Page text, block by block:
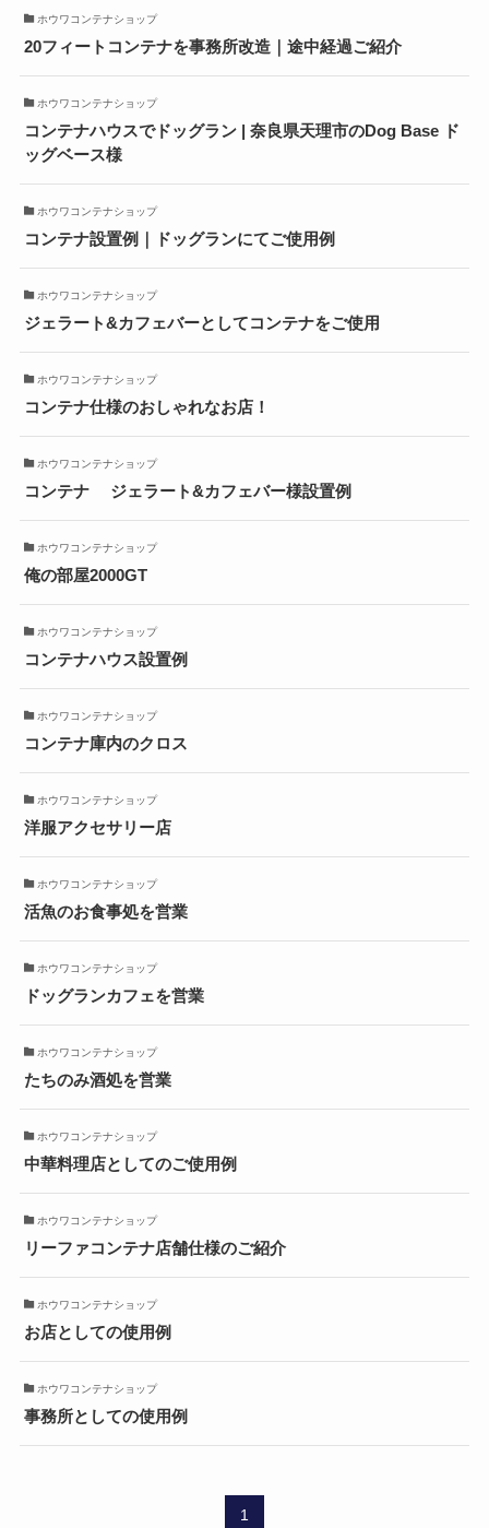
ホウワコンテナショップ
20フィートコンテナを事務所改造｜途中経過ご紹介
ホウワコンテナショップ
コンテナハウスでドッグラン | 奈良県天理市のDog Base ド
ッグベース様
ホウワコンテナショップ
コンテナ設置例｜ドッグランにてご使用例
ホウワコンテナショップ
ジェラート&カフェバーとしてコンテナをご使用
ホウワコンテナショップ
コンテナ仕様のおしゃれなお店！
ホウワコンテナショップ
コンテナ ジェラート&カフェバー様設置例
ホウワコンテナショップ
俺の部屋2000GT
ホウワコンテナショップ
コンテナハウス設置例
ホウワコンテナショップ
コンテナ庫内のクロス
ホウワコンテナショップ
洋服アクセサリー店
ホウワコンテナショップ
活魚のお食事処を営業
ホウワコンテナショップ
ドッグランカフェを営業
ホウワコンテナショップ
たちのみ酒処を営業
ホウワコンテナショップ
中華料理店としてのご使用例
ホウワコンテナショップ
リーファコンテナ店舗仕様のご紹介
ホウワコンテナショップ
お店としての使用例
ホウワコンテナショップ
事務所としての使用例
1